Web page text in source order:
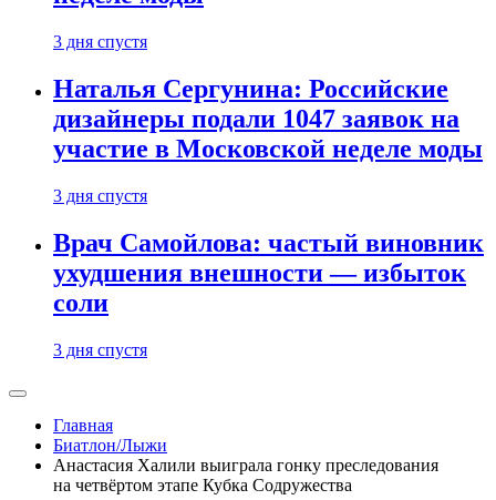
3 дня спустя
Наталья Сергунина: Российские
дизайнеры подали 1047 заявок на
участие в Московской неделе моды
3 дня спустя
Врач Самойлова: частый виновник
ухудшения внешности — избыток
соли
3 дня спустя
Главная
Биатлон/Лыжи
Анастасия Халили выиграла гонку преследования
на четвёртом этапе Кубка Содружества